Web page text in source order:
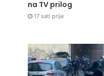
na TV prilog
17 sati prije